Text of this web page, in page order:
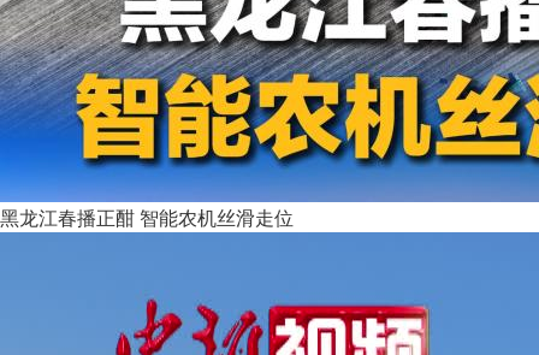
黑龙江春播正酣 智能农机丝滑走位